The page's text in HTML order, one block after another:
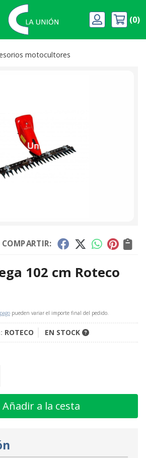
0
motocultores
COMPARTIR:
102 cm Roteco
pago pueden variar el importe final del pedido.
ROTECO EN STOCK
Añadir a la cesta